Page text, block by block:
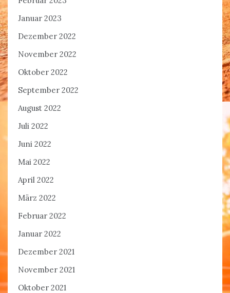
Januar 2023
Dezember 2022
November 2022
Oktober 2022
September 2022
August 2022
Juli 2022
Juni 2022
Mai 2022
April 2022
März 2022
Februar 2022
Januar 2022
Dezember 2021
November 2021
Oktober 2021